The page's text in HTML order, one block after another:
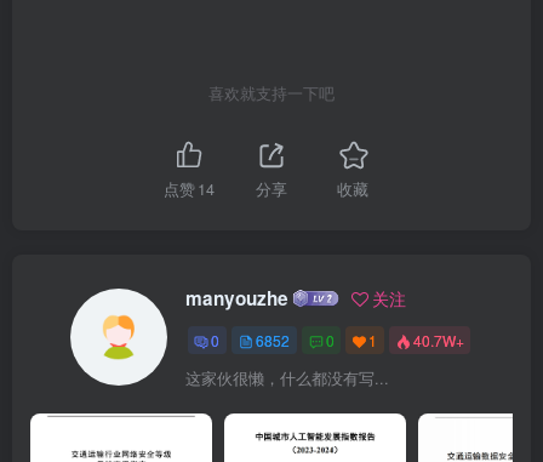
盘转速越高性能越好采购人根据需要选择机械硬盘接口协产品机械硬
盘支持SATA3.0及以上或SAS3.0及以上17规格*存储接口协议否接口
议，支持接口版本和种类越多，可匹配的设备硬盘类型越多产品规格
固态存采用插卡或板载等形态，插卡形态宜符20规格储形态否合M.2
或mSATA等标准尺寸和接口定义采购人根据需要选3产品存储设备择
存储设备扩展盘规格扩展盘位否≥0位，支持接口数量越多扩展能力越
好a)固态盘应符合SJ/T11654相关规定：*存储设b)机械硬盘准备时间
应不大于30s;22产品规格备其他参否侧面因定螺丝孔数量可为4孔或6
喜欢就支持一下吧
点赞14 分享 收藏
manyouzhe 关注
0 6852 0 1 40.7W+
这家伙很懒，什么都没有写...